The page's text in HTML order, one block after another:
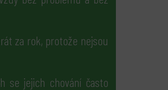
za rok, protože nejsou
se jejich chování často